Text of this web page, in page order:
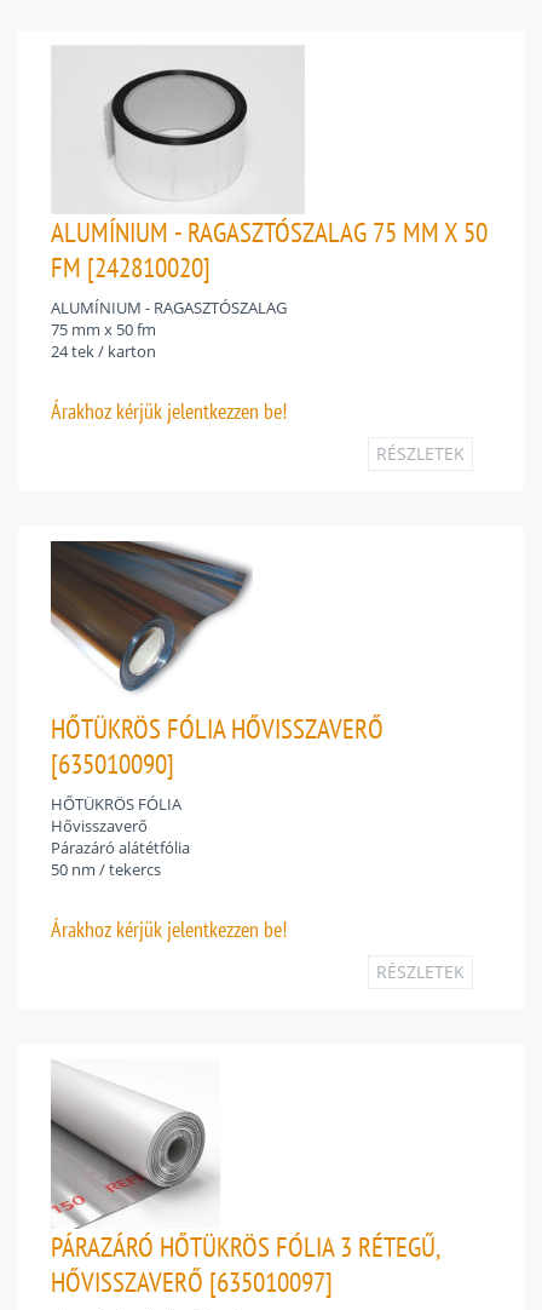
ALUMÍNIUM - RAGASZTÓSZALAG 75 MM X 50
FM [242810020]
ALUMÍNIUM - RAGASZTÓSZALAG
75 mm x 50 fm
24 tek / karton
Árakhoz kérjük jelentkezzen be!
RÉSZLETEK
HŐTÜKRÖS FÓLIA HŐVISSZAVERŐ
[635010090]
HŐTÜKRÖS FÓLIA
Hővisszaverő
Párazáró alátétfólia
50 nm / tekercs
Árakhoz kérjük jelentkezzen be!
RÉSZLETEK
PÁRAZÁRÓ HŐTÜKRÖS FÓLIA 3 RÉTEGŰ,
HŐVISSZAVERŐ [635010097]